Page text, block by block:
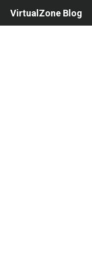
VirtualZone Blog